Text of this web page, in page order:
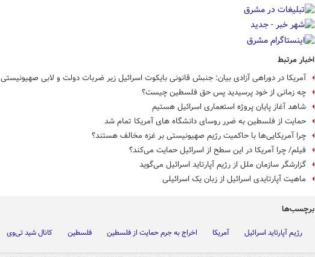
اخبار مرتبط
آمریکا در دوراهی آزادی بیان: جنبش قانونی بایکوت اسرائیل زیر ضربات دولت و لابی صهیونیستی
چه زمانی از خود پرسیدید پس حق فلسطین چیست؟
شاهد آغاز پایان پروژه استعماری اسرائیل هستیم
حمایت از فلسطین به ضرر روسای دانشگاه های آمریکا تمام شد
چرا آمریکایی‌ها با حاکمیت رژیم صهیونیستی بر غزه مخالف هستند؟
فیلم/ چرا آمریکا در این سطح از اسرائیل حمایت می‌کند؟
گزارشگر سازمان ملل از رژیم آپارتاید اسرائیل می‌گوید
ماهیت آپارتایدی اسرائیل از زبان یک اسرائیلی
برچسب‌ها
رژیم آپارتاید اسرائیل آمریکا اخراج به جرم حمایت از فلسطین فلسطین کانال شید تی‌وی